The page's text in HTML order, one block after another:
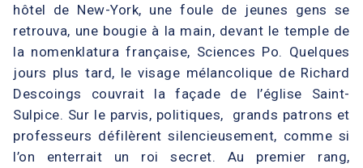
hôtel de New-York, une foule de jeunes gens se
retrouva, une bougie à la main, devant le temple de
la nomenklatura française, Sciences Po. Quelques
jours plus tard, le visage mélancolique de Richard
Descoings couvrait la façade de l’église Saint-
Sulpice. Sur le parvis, politiques, grands patrons et
professeurs défilèrent silencieusement, comme si
l’on enterrait un roi secret. Au premier rang,